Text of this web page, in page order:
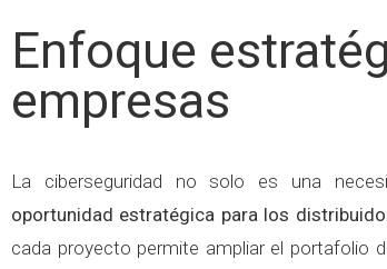
Enfoque
empresas
La ciberseguridad no solo es una
oportunidad estratégica para los
cada proyecto permite ampliar el portafolio